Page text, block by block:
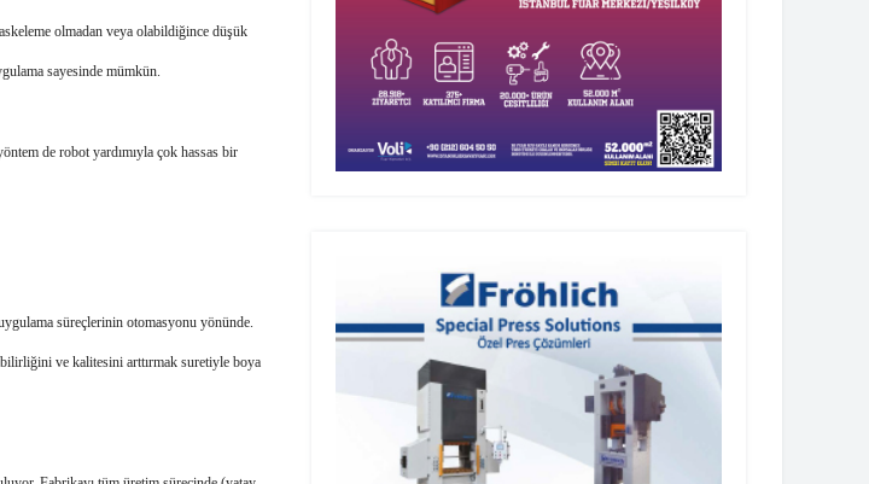
olmadan veya olabildiğince düşük
sayesinde mümkün.
de robot yardımıyla çok hassas bir
süreçlerinin otomasyonu yönünde.
ve kalitesini arttırmak suretiyle boya